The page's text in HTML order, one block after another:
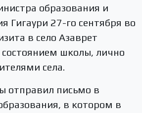
образования и
Гигаури 27-го сентября во
в село Азаврет
состоянием школы, лично
села.
отправил письмо в
в котором в